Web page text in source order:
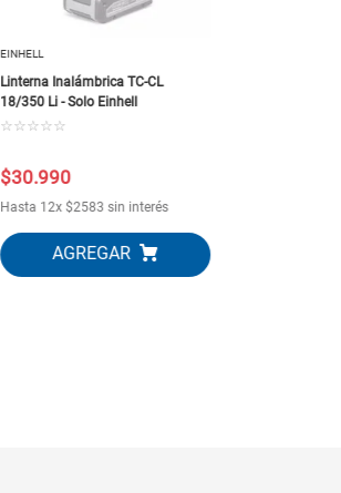
EINHELL
Linterna Inalámbrica TC-CL
18/350 Li - Solo Einhell
☆☆☆☆☆
$30.990
Hasta 12x $2583 sin interés